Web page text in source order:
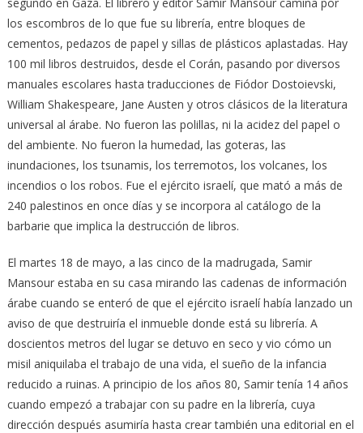
los escombros de lo que fue su librería, entre bloques de
cementos, pedazos de papel y sillas de plásticos aplastadas. Hay
100 mil libros destruidos, desde el Corán, pasando por diversos
manuales escolares hasta traducciones de Fiódor Dostoievski,
William Shakespeare, Jane Austen y otros clásicos de la literatura
universal al árabe. No fueron las polillas, ni la acidez del papel o
del ambiente. No fueron la humedad, las goteras, las
inundaciones, los tsunamis, los terremotos, los volcanes, los
incendios o los robos. Fue el ejército israelí, que mató a más de
240 palestinos en once días y se incorpora al catálogo de la
barbarie que implica la destrucción de libros.
El martes 18 de mayo, a las cinco de la madrugada, Samir
Mansour estaba en su casa mirando las cadenas de información
árabe cuando se enteró de que el ejército israelí había lanzado un
aviso de que destruiría el inmueble donde está su librería. A
doscientos metros del lugar se detuvo en seco y vio cómo un
misil aniquilaba el trabajo de una vida, el sueño de la infancia
reducido a ruinas. A principio de los años 80, Samir tenía 14 años
cuando empezó a trabajar con su padre en la librería, cuya
dirección después asumiría hasta crear también una editorial en el